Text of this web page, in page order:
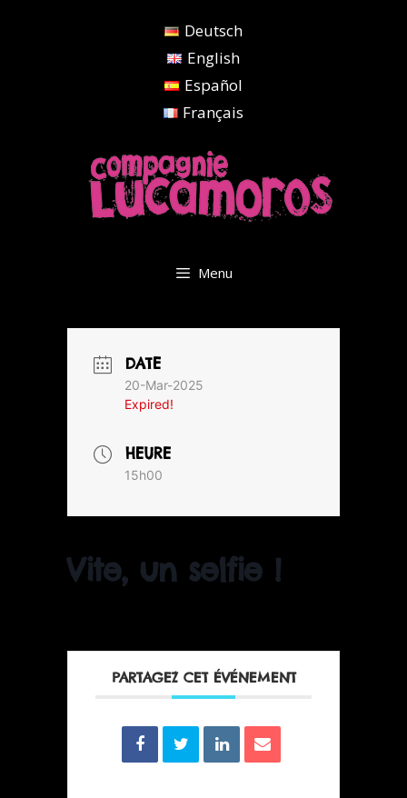
Deutsch
English
Español
Français
Menu
DATE
20-Mar-2025
Expired!
HEURE
15h00
Vite, un selfie !
PARTAGEZ CET ÉVÉNEMENT